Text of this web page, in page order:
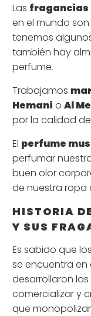
Las fragancias
en el mundo
tenemos
también hay
perfume.
Trabajamos
Hemani oAl
por la calidad
El perfume
perfumar
buen olor
de nuestra ropa
HISTORIA
Y SUS
Es sabido que los
se encuentra en
desarrollaron
comercializar y
que